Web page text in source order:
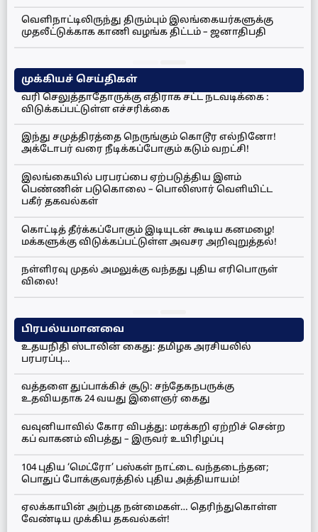
வெளிநாட்டிலிருந்து திரும்பும் இலங்கையர்களுக்கு
முதலீட்டுக்காக காணி வழங்க திட்டம் – ஜனாதிபதி
முக்கியச் செய்திகள்
வரி செலுத்தாதோருக்கு எதிராக சட்ட நடவடிக்கை :
விடுக்கப்பட்டுள்ள எச்சரிக்கை
இந்து சமுத்திரத்தை நெருங்கும் கொடூர எல்நினோ!
அக்டோபர் வரை நீடிக்கப்போகும் கடும் வறட்சி!
இலங்கையில் பரபரப்பை ஏற்படுத்திய இளம்
பெண்ணின் படுகொலை – பொலிஸார் வெளியிட்ட
பகீர் தகவல்கள்
கொட்டித் தீர்க்கப்போகும் இடியுடன் கூடிய கனமழை!
மக்களுக்கு விடுக்கப்பட்டுள்ள அவசர அறிவுறுத்தல்!
நள்ளிரவு முதல் அமலுக்கு வந்தது புதிய எரிபொருள்
விலை!
பிரபல்யமானவை
உதயநிதி ஸ்டாலின் கைது: தமிழக அரசியலில்
பரபரப்பு…
வத்தளை துப்பாக்கிச் சூடு: சந்தேகநபருக்கு
உதவியதாக 24 வயது இளைஞர் கைது
வவுனியாவில் கோர விபத்து: மரக்கறி ஏற்றிச் சென்ற
கப் வாகனம் விபத்து – இருவர் உயிரிழப்பு
104 புதிய ‘மெட்ரோ’ பஸ்கள் நாட்டை வந்தடைந்தன;
பொதுப் போக்குவரத்தில் புதிய அத்தியாயம்!
ஏலக்காயின் அற்புத நன்மைகள்… தெரிந்துகொள்ள
வேண்டிய முக்கிய தகவல்கள்!